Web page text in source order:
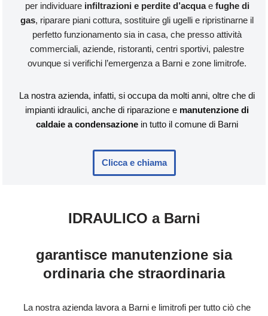
per individuare infiltrazioni e perdite d’acquae fughe di
gas, riparare piani cottura, sostituire gli ugelli e ripristinarne il
perfetto funzionamento sia in casa, che presso attività
commerciali, aziende, ristoranti, centri sportivi, palestre
ovunque si verifichi l’emergenza a Barni e zone limitrofe.
La nostra azienda, infatti, si occupa da molti anni, oltre che di
impianti idraulici, anche di riparazione e manutenzione di
caldaie a condensazione in tutto il comune di Barni
Clicca e chiama
IDRAULICO a Barni
garantisce manutenzione sia
ordinaria che straordinaria
La nostra azienda lavora a Barni e limitrofi per tutto ciò che